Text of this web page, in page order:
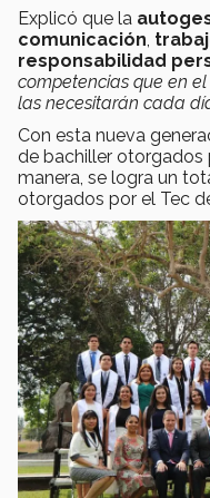
Explicó que la
comunicación
responsabilidad
competencias que en
las necesitarán cada
Con esta nueva
de bachiller otorgados
manera, se logra un
otorgados por el Tec